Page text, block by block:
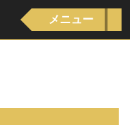
メニュー